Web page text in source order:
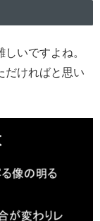
いですよね。
だければと思い